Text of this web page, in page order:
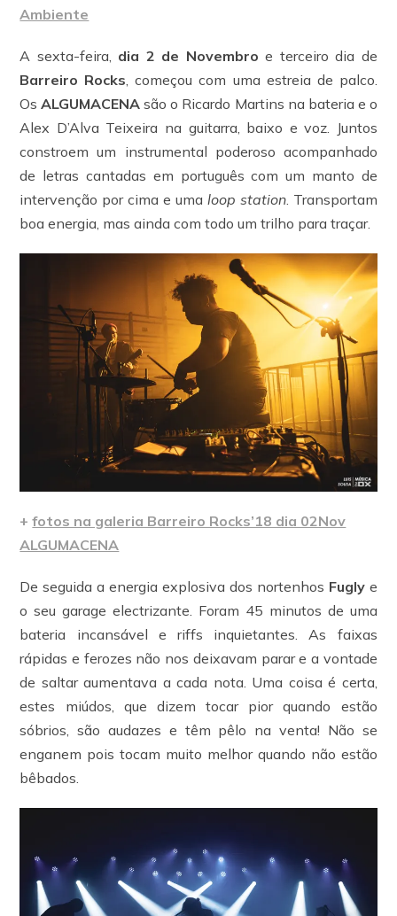
Ambiente
A sexta-feira, dia 2 de Novembro e terceiro dia de
Barreiro Rocks , começou com uma estreia de palco.
OsALGUMACENA são o Ricardo Martins na bateria e o
Alex D’Alva Teixeira na guitarra, baixo e voz. Juntos
constroem um instrumental poderoso acompanhado
de letras cantadas em português com um manto de
intervenção por cima e uma loop station. Transportam
boa energia, mas ainda com todo um trilho para traçar.
+fotos na galeria Barreiro Rocks’18 dia 02Nov
ALGUMACENA
De seguida a energia explosiva dos nortenhos Fugly e
o seu garage electrizante. Foram 45 minutos de uma
bateria incansável e riffs inquietantes. As faixas
rápidas e ferozes não nos deixavam parar e a vontade
de saltar aumentava a cada nota. Uma coisa é certa,
estes miúdos, que dizem tocar pior quando estão
sóbrios, são audazes e têm pêlo na venta! Não se
enganem pois tocam muito melhor quando não estão
bêbados.